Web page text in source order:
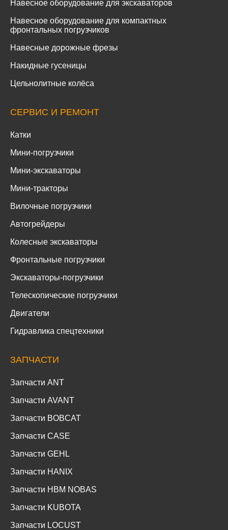
Навесное оборудование для экскаваторов
Навесное оборудование для компактных
фронтальных погрузчиков
Навесные дорожные фрезы
Накидные гусеницы
Цельнолитные колёса
СЕРВИС И РЕМОНТ
Катки
Мини-погрузчики
Мини-экскаваторы
Мини-тракторы
Вилочные погрузчики
Автогрейдеры
Колесные экскаваторы
Фронтальные погрузчики
Экскаваторы-погрузчики
Телескопические погрузчики
Двигатели
Гидравлика спецтехники
ЗАПЧАСТИ
Запчасти ANT
Запчасти AVANT
Запчасти BOBCAT
Запчасти CASE
Запчасти GEHL
Запчасти HANIX
Запчасти HBM NOBAS
Запчасти KUBOTA
Запчасти LOCUST